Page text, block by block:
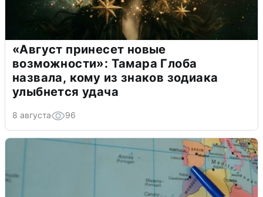
«Август принесет новые
возможности»: Тамара Глоба
назвала, кому из знаков зодиака
улыбнется удача
8 августа 96